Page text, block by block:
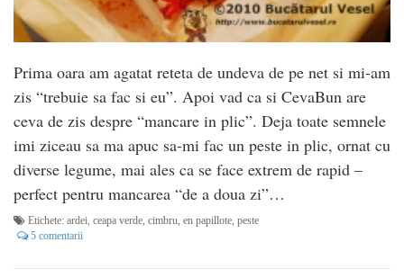
Prima oara am agatat reteta de undeva de pe net si mi-am
zis “trebuie sa fac si eu”. Apoi vad ca si CevaBun are
ceva de zis despre “mancare in plic”. Deja toate semnele
imi ziceau sa ma apuc sa-mi fac un peste in plic, ornat cu
diverse legume, mai ales ca se face extrem de rapid –
perfect pentru mancarea “de a doua zi”…
Etichete: ardei ceapa verde cimbru en papillote peste
5 comentarii